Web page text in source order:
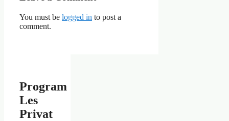
You must be logged in to post a
comment.
Program
Les
Privat